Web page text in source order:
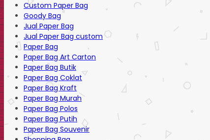
Custom Paper Bag
Goody Bag
Jual Paper Bag
Jual Paper Bag custom
Paper Bag
Paper Bag Art Carton
Paper Bag Butik
Paper Bag Coklat
Paper Bag Kraft
Paper Bag Murah
Paper Bag Polos
Paper Bag Putih
Paper Bag Souvenir